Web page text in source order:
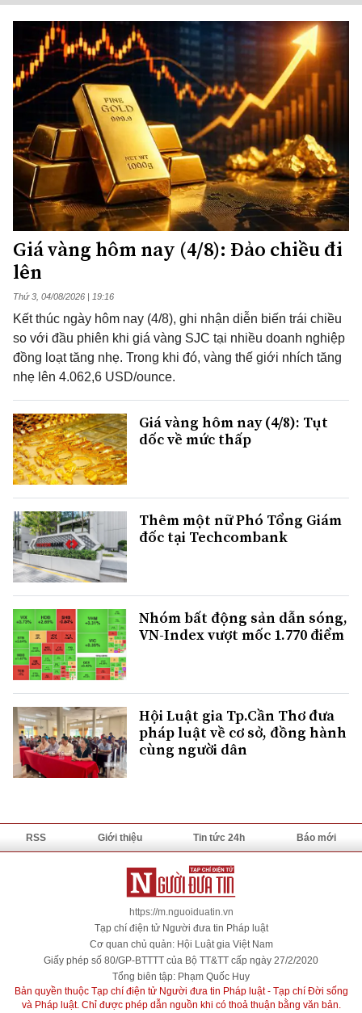
Giá vàng hôm nay (4/8): Đảo chiều đi
lên
Thứ 3, 04/08/2026 | 19:16
Kết thúc ngày hôm nay (4/8), ghi nhận diễn biến trái chiều
so với đầu phiên khi giá vàng SJC tại nhiều doanh nghiệp
đồng loạt tăng nhẹ. Trong khi đó, vàng thế giới nhích tăng
nhẹ lên 4.062,6 USD/ounce.
Giá vàng hôm nay (4/8): Tụt
dốc về mức thấp
Thêm một nữ Phó Tổng Giám
đốc tại Techcombank
Nhóm bất động sản dẫn sóng,
VN-Index vượt mốc 1.770 điểm
Hội Luật gia Tp.Cần Thơ đưa
pháp luật về cơ sở, đồng hành
cùng người dân
RSS Giới thiệu Tin tức 24h Báo mới
https://m.nguoiduatin.vn
Tạp chí điện tử Người đưa tin Pháp luật
Cơ quan chủ quản: Hội Luật gia Việt Nam
Giấy phép số 80/GP-BTTTT của Bộ TT&TT cấp ngày 27/2/2020
Tổng biên tập: Phạm Quốc Huy
Bản quyền thuộc Tạp chí điện tử Người đưa tin Pháp luật - Tạp chí Đời sống
và Pháp luật. Chỉ được phép dẫn nguồn khi có thoả thuận bằng văn bản.